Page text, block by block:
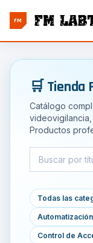
FM
🛒 Tienda
Catálogo
Productos
Todas las
Control de